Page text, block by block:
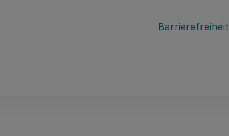
Barrierefreiheit